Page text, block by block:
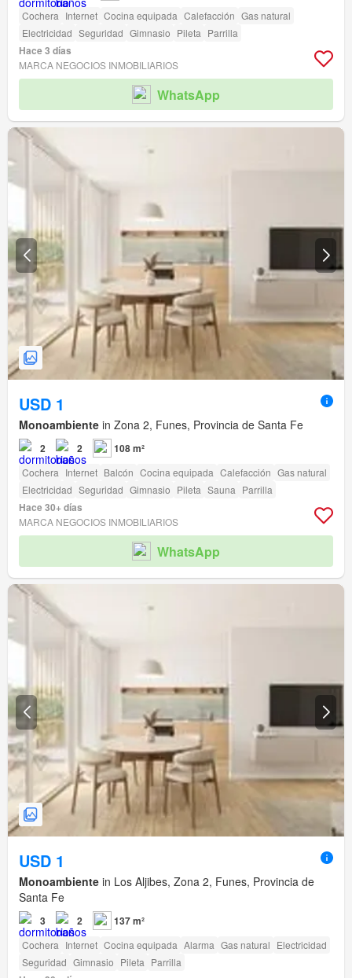
Cochera Internet Cocina equipada Calefacción Gas natural
Electricidad Seguridad Gimnasio Pileta Parrilla
Hace 3 días
MARCA NEGOCIOS INMOBILIARIOS
WhatsApp
USD 1
Monoambiente in Zona 2, Funes, Provincia de Santa Fe
2 2 108 m²
Cochera Internet Balcón Cocina equipada Calefacción Gas natural
Electricidad Seguridad Gimnasio Pileta Sauna Parrilla
Hace 30+ días
MARCA NEGOCIOS INMOBILIARIOS
WhatsApp
USD 1
Monoambiente in Los Aljibes, Zona 2, Funes, Provincia de
Santa Fe
3 2 137 m²
Cochera Internet Cocina equipada Alarma Gas natural Electricidad
Seguridad Gimnasio Pileta Parrilla